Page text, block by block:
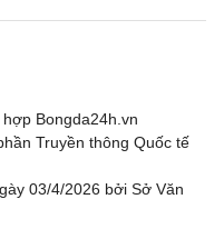
Bongda24h.vn
Truyền thông Quốc tế
03/4/2026 bởi Sở Văn